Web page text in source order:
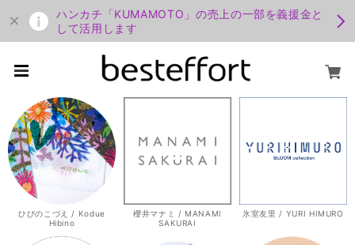
ハンカチ「KUMAMOTO」の売上の一部を義援金と
して活用します
ひびのこづえ / Kodue
Hibino
櫻井マナミ / MANAMI
SAKURAI
氷室友里 / YURI HIMURO